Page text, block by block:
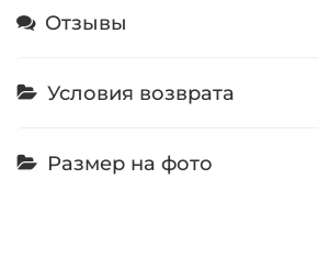
Отзывы
Условия возврата
Размер на фото